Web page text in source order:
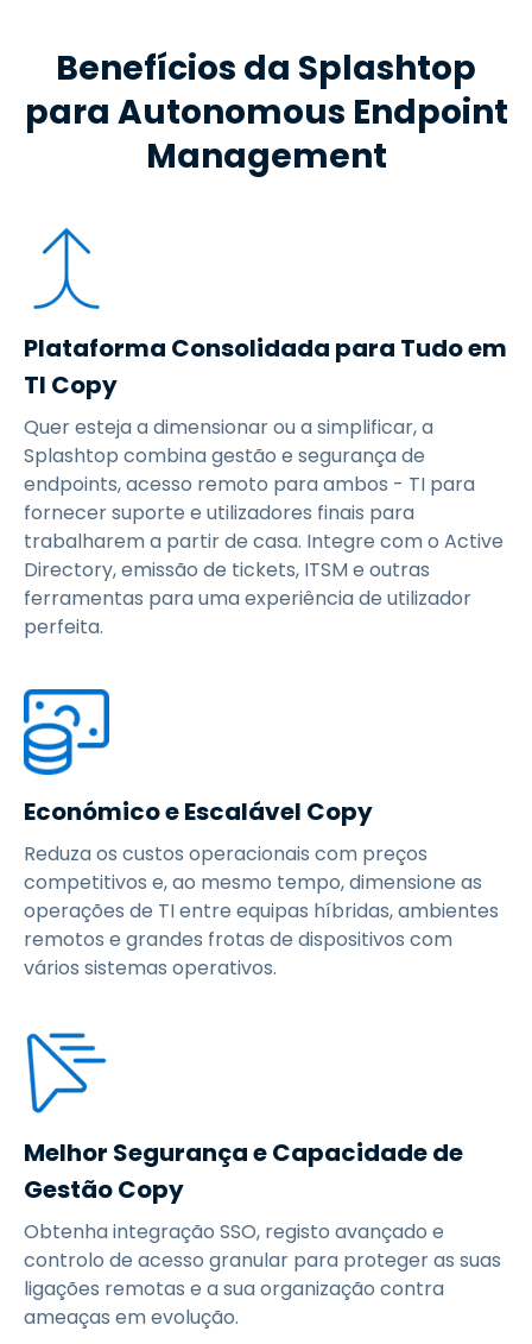
Benefícios da Splashtop
para Autonomous Endpoint
Management
Plataforma Consolidada para Tudo em
TI Copy
Quer esteja a dimensionar ou a simplificar, a
Splashtop combina gestão e segurança de
endpoints, acesso remoto para ambos - TI para
fornecer suporte e utilizadores finais para
trabalharem a partir de casa. Integre com o Active
Directory, emissão de tickets, ITSM e outras
ferramentas para uma experiência de utilizador
perfeita.
Económico e Escalável Copy
Reduza os custos operacionais com preços
competitivos e, ao mesmo tempo, dimensione as
operações de TI entre equipas híbridas, ambientes
remotos e grandes frotas de dispositivos com
vários sistemas operativos.
Melhor Segurança e Capacidade de
Gestão Copy
Obtenha integração SSO, registo avançado e
controlo de acesso granular para proteger as suas
ligações remotas e a sua organização contra
ameaças em evolução.